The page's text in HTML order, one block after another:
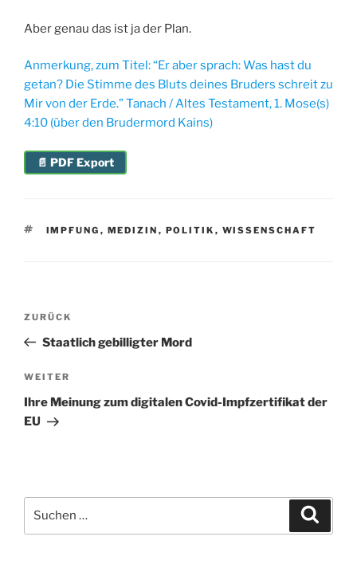
Aber genau das ist ja der Plan.
Anmerkung, zum Titel: “Er aber sprach: Was hast du
getan? Die Stimme des Bluts deines Bruders schreit zu
Mir von der Erde.” Tanach / Altes Testament, 1. Mose(s)
4:10 (über den Brudermord Kains)
📄 PDF Export
SCHLAGWÖRTER
IMPFUNG , MEDIZIN , POLITIK , WISSENSCHAFT
Beitragsnavigation
Vorheriger
Beitrag
ZURÜCK
Staatlich gebilligter Mord
Nächster
Beitrag
WEITER
Ihre Meinung zum digitalen Covid-Impfzertifikat der
EU
nach: